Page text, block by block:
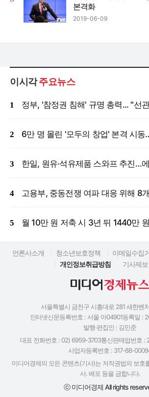
본격화
2019-06-09
이시각주요뉴스
언론사소개 청소년보호정책 이메일수집
개인정보취급방침
기사제보
서울특별시 금천구 시흥대로 281 새한벤
인터넷신문등록번호 : 서울 아04901등록일 :
발행·편집인 : 김민준
대표 전화번호 : 02) 6959-3703통신판매업번호 :
사업자등록번호 : 317-88-
미디어경제의 모든 콘텐츠(기사)는 저작권법의 보호
사. 배포 등을 금합니다.
ⓒ 미디어경제 All rights